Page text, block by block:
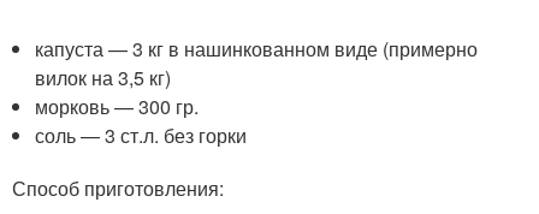
капуста — 3 кг в нашинкованном виде (примерно
вилок на 3,5 кг)
морковь — 300 гр.
соль — 3 ст.л. без горки
Способ приготовления: